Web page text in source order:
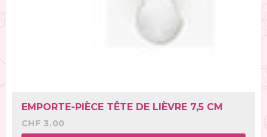
EMPORTE-PIÈCE TÊTE DE LIÈVRE 7,5 CM
CHF 3.00